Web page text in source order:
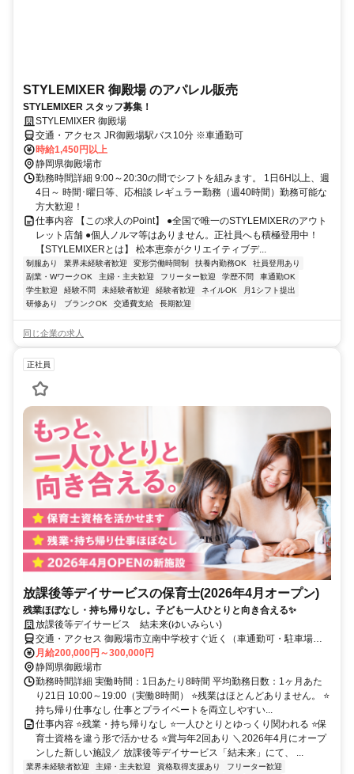
STYLEMIXER 御殿場 のアパレル販売
STYLEMIXER スタッフ募集！
STYLEMIXER 御殿場
交通・アクセス JR御殿場駅バス10分 ※車通勤可
時給1,450円以上
静岡県御殿場市
勤務時間詳細 9:00～20:30の間でシフトを組みます。 1日6H以上、週
4日～ 時間･曜日等、応相談 レギュラー勤務（週40時間）勤務可能な
方大歓迎！
仕事内容 【この求人のPoint】 ●全国で唯一のSTYLEMIXERのアウト
レット店舗 ●個人ノルマ等はありません。正社員へも積極登用中！
【STYLEMIXERとは】 松本恵奈がクリエイティブデ...
制服あり 業界未経験者歓迎 変形労働時間制 扶養内勤務OK
社員登用あり
副業・WワークOK
主婦・主夫歓迎 フリーター歓迎 学歴不問
車通勤OK
学生歓迎
経験不問 未経験者歓迎 経験者歓迎 ネイルOK
月1シフト提出
研修あり
ブランクOK 交通費支給 長期歓迎
同じ企業の求人
正社員
放課後等デイサービスの保育士(2026年4月オープン)
残業ほぼなし・持ち帰りなし。子ども一人ひとりと向き合える✨
放課後等デイサービス 結未来(ゆいみらい)
交通・アクセス 御殿場市立南中学校すぐ近く（車通勤可・駐車場無
料）
月給200,000円～300,000円
静岡県御殿場市
勤務時間詳細 実働時間：1日あたり8時間 平均勤務日数：1ヶ月あた
り21日 10:00～19:00（実働8時間） ⭐残業はほとんどありません。 ⭐
持ち帰り仕事なし 仕事とプライベートを両立しやすい...
仕事内容 ⭐残業・持ち帰りなし ⭐一人ひとりとゆっくり関われる ⭐保
育士資格を違う形で活かせる ⭐賞与年2回あり ＼2026年4月にオープ
ンした新しい施設／ 放課後等デイサービス「結未来」にて、 ...
業界未経験者歓迎 主婦・主夫歓迎 資格取得支援あり
フリーター歓迎